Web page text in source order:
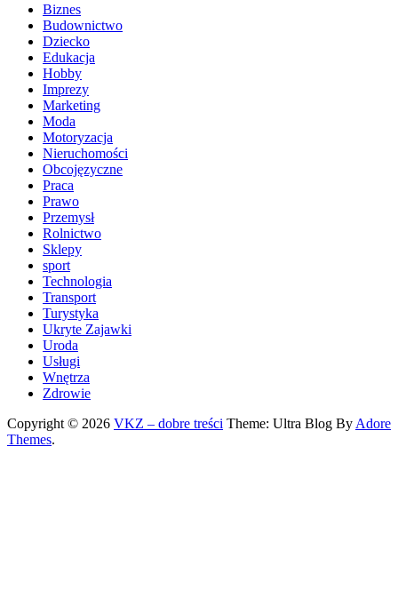
Biznes
Budownictwo
Dziecko
Edukacja
Hobby
Imprezy
Marketing
Moda
Motoryzacja
Nieruchomości
Obcojęzyczne
Praca
Prawo
Przemysł
Rolnictwo
Sklepy
sport
Technologia
Transport
Turystyka
Ukryte Zajawki
Uroda
Usługi
Wnętrza
Zdrowie
Copyright © 2026 VKZ – dobre treści Theme: Ultra Blog By Adore
Themes.